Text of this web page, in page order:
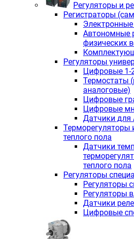
Регуляторы и
Регистраторы
Автономные
физических
Регуляторы
Цифровые 1-
Термостаты
аналоговые)
Цифровые
Цифровые
Датчики для
Терморегуляторы
теплого пола
Датчики
теплого пола
Регуляторы
Регуляторы
Регуляторы
Датчики
Цифровые